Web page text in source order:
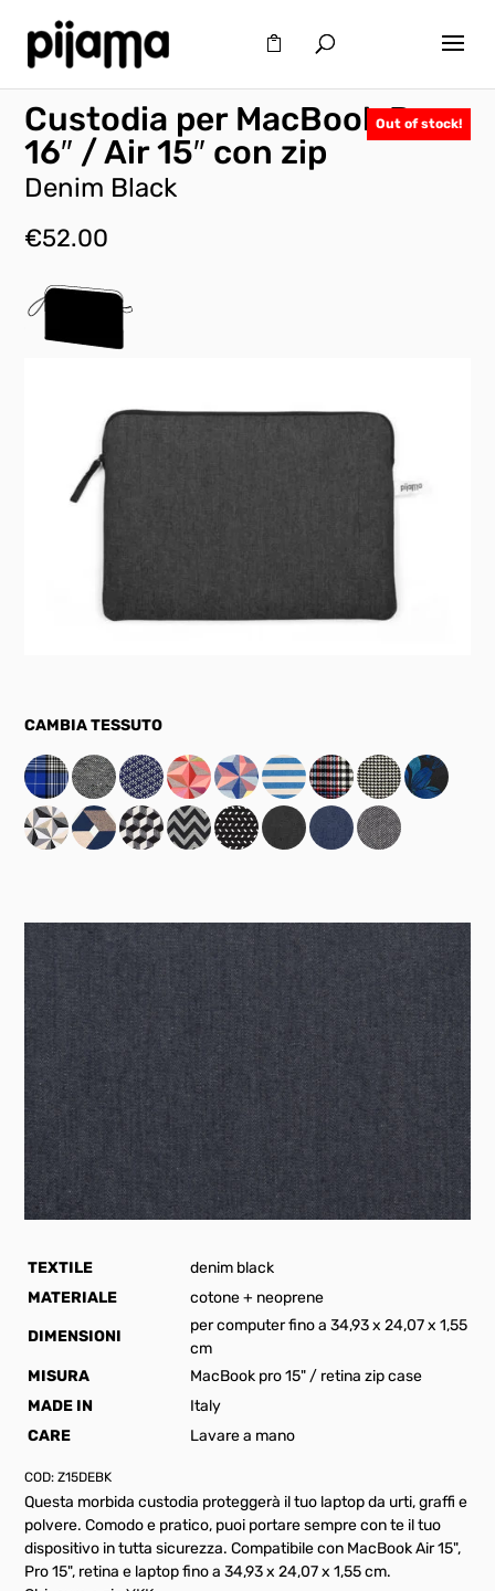
Out of stock!
Custodia per MacBook Pro
16″ / Air 15″ con zip
Denim Black
€52.00
TEXTILE
denim black
MATERIALE
cotone + neoprene
DIMENSIONI
per computer fino a 34,93 x 24,07 x 1,55
cm
MISURA
MacBook pro 15" / retina zip case
MADE IN
Italy
CARE
Lavare a mano
COD:Z15DEBK
Questa morbida custodia proteggerà il tuo laptop da urti, graffi e
polvere. Comodo e pratico, puoi portare sempre con te il tuo
dispositivo in tutta sicurezza. Compatibile con MacBook Air 15",
Pro 15", retina e laptop fino a 34,93 x 24,07 x 1,55 cm.